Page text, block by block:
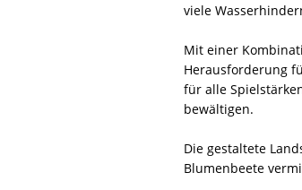
viele
Mit einer
Herausforderung
für alle
bewältigen.
Die gestaltete
Blumenbeete